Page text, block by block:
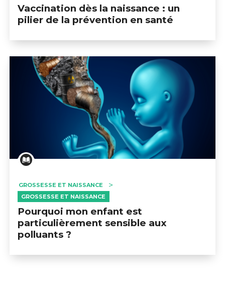
Vaccination dès la naissance : un
pilier de la prévention en santé
GROSSESSE ET NAISSANCE
GROSSESSE ET NAISSANCE
Pourquoi mon enfant est
particulièrement sensible aux
polluants ?